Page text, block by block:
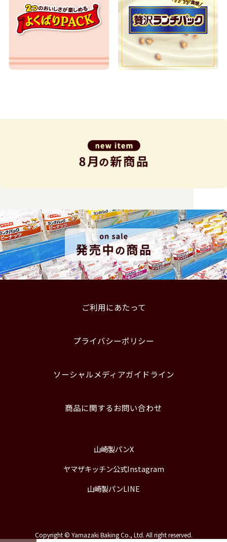
ご利用にあたって
プライバシーポリシー
ソーシャルメディアガイドライン
商品に関するお問い合わせ
山崎製パンX
ヤマザキッチン公式Instagram
山崎製パンLINE
Copyright © Yamazaki Baking Co., Ltd. All right reserved.